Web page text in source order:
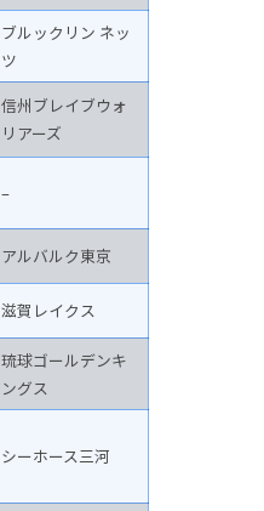
ブルックリン ネッ
ツ
信州ブレイブウォ
リアーズ
–
アルバルク東京
滋賀レイクス
琉球ゴールデンキ
ングス
シーホース三河